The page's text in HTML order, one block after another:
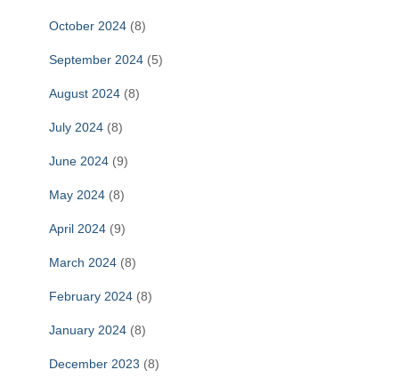
October 2024 (8)
September 2024 (5)
August 2024 (8)
July 2024 (8)
June 2024 (9)
May 2024 (8)
April 2024 (9)
March 2024 (8)
February 2024 (8)
January 2024 (8)
December 2023 (8)